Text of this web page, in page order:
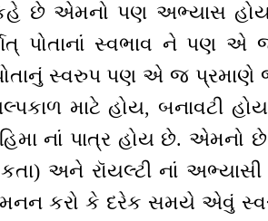
કહે છે એમનો પણ અભ્યાસ
પોતાનાં સ્વભાવ ને પણ એ
સ્વરુપ પણ એ જ પ્રમાણે
માટે હોય, બનાવટી
નાં પાત્ર હોય છે. એમનો છે
અને રૉયલ્ટી નાં
મનન કરો કે દરેક સમયે એવું